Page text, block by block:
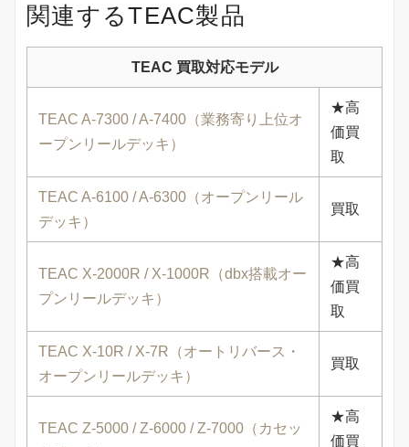
関連するTEAC製品
TEAC 買取対応モデル
TEAC A-7300 / A-7400（業務寄り上位オ
ープンリールデッキ）
★高
価買
取
TEAC A-6100 / A-6300（オープンリール
デッキ）
買取
TEAC X-2000R / X-1000R（dbx搭載オー
プンリールデッキ）
★高
価買
取
TEAC X-10R / X-7R（オートリバース・
オープンリールデッキ）
買取
TEAC Z-5000 / Z-6000 / Z-7000（カセッ
★高
価買